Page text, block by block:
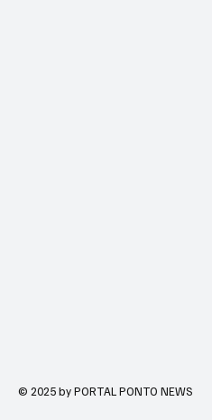
© 2025 by PORTAL PONTO NEWS